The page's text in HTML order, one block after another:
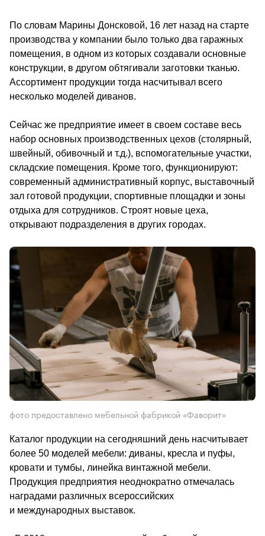
По словам Марины Донсковой, 16 лет назад на старте
производства у компании было только два гаражных
помещения, в одном из которых создавали основные
конструкции, в другом обтягивали заготовки тканью.
Ассортимент продукции тогда насчитывал всего
несколько моделей диванов.
Сейчас же предприятие имеет в своем составе весь
набор основных производственных цехов (столярный,
швейный, обивочный и т.д.), вспомогательные участки,
складские помещения. Кроме того, функционируют:
современный административный корпус, выставочный
зал готовой продукции, спортивные площадки и зоны
отдыха для сотрудников. Строят новые цеха,
фото предоставлено мебельной фабрикой «Фаворит»
Каталог продукции на сегодняшний день насчитывает
более 50 моделей мебели: диваны, кресла и пуфы,
кровати и тумбы, линейка винтажной мебели.
Продукция предприятия неоднократно отмечалась
наградами различных всероссийских
и международных выставок.